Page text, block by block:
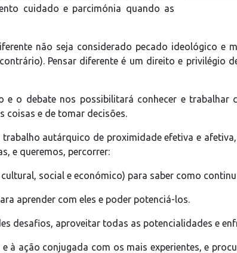
cuidado e parcimónia quando as
não seja considerado pecado ideológico e
Pensar diferente é um direito e privilégio
o debate nos possibilitará conhecer e trabalhar
coisas e de tomar decisões.
autárquico de proximidade efetiva e
e queremos, percorrer:
social e económico) para saber como
aprender com eles e poder potenciá-los.
desafios, aproveitar todas as potencialidades e
à ação conjugada com os mais experientes, e